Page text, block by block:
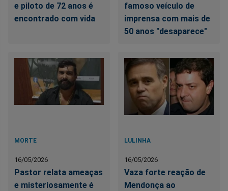
e piloto de 72 anos é
encontrado com vida
famoso veículo de
imprensa com mais de
50 anos "desaparece"
MORTE
16/05/2026
Pastor relata ameaças
e misteriosamente é
LULINHA
16/05/2026
Vaza forte reação de
Mendonça ao